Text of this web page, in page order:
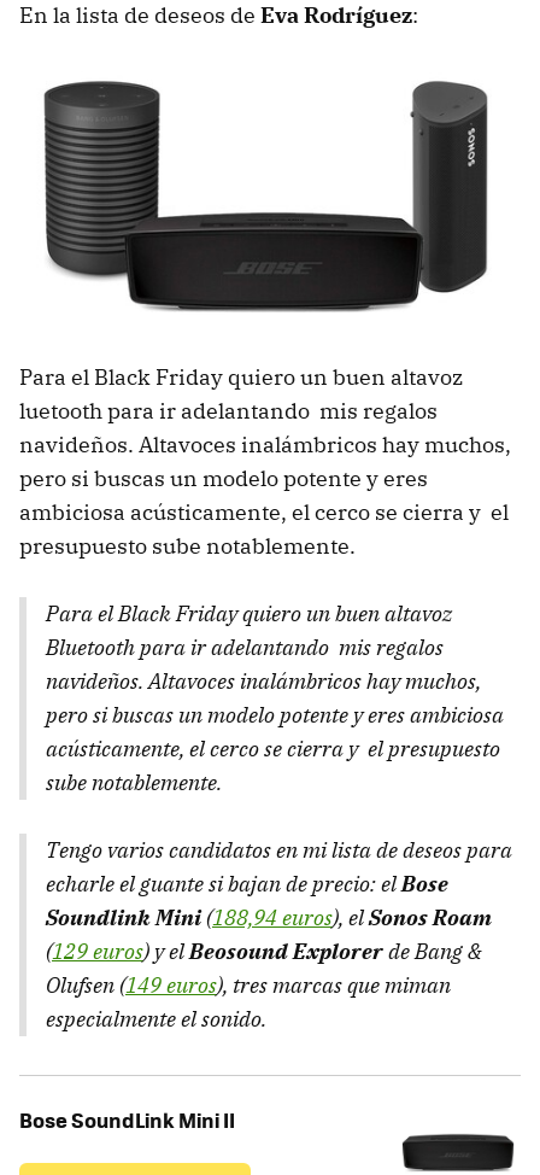
En la lista de deseos de Eva Rodríguez:
Para el Black Friday quiero un buen altavoz
luetooth para ir adelantando mis regalos
navideños. Altavoces inalámbricos hay muchos,
pero si buscas un modelo potente y eres
ambiciosa acústicamente, el cerco se cierra y el
presupuesto sube notablemente.
Para el Black Friday quiero un buen altavoz
Bluetooth para ir adelantando mis regalos
navideños. Altavoces inalámbricos hay muchos,
pero si buscas un modelo potente y eres ambiciosa
acústicamente, el cerco se cierra y el presupuesto
sube notablemente.
Tengo varios candidatos en mi lista de deseos para
echarle el guante si bajan de precio: elBose
Soundlink Mini(188,94 euros), elSonos Roam
(129 euros) y elBeosound Explorerde Bang &
Olufsen (149 euros), tres marcas que miman
especialmente el sonido.
Bose SoundLink Mini II